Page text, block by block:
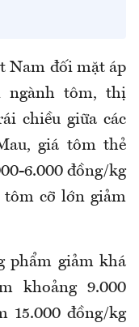
Nam đối mặt áp
ngành tôm, thị
chiều giữa các
giá tôm thẻ
-6.000 đồng/kg
cỡ lớn giảm
phẩm giảm khá
khoảng 9.000
15.000 đồng/kg